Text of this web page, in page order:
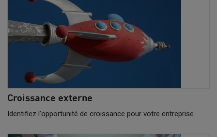
Croissance externe
Identifiez l'opportunité de croissance pour votre entreprise